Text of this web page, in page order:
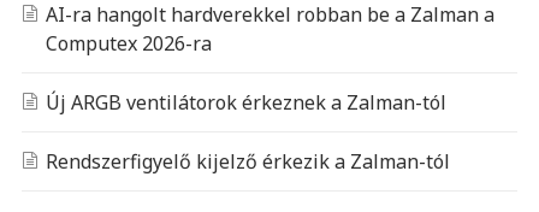
AI-ra hangolt hardverekkel robban be a Zalman a
Computex 2026-ra
Új ARGB ventilátorok érkeznek a Zalman-tól
Rendszerfigyelő kijelző érkezik a Zalman-tól